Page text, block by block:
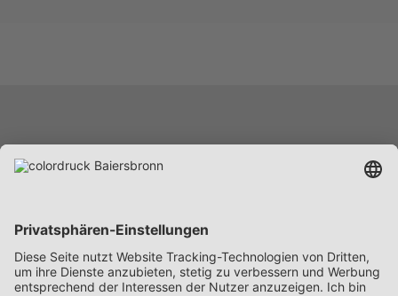
Karriere
News
Beschaffung